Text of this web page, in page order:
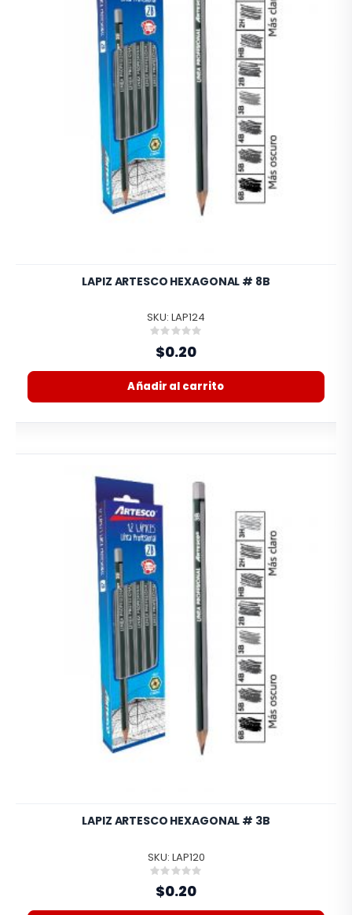
LAPIZ ARTESCO HEXAGONAL # 8B
SKU: LAP124
Rating:
0%
$0.20
Añadir al carrito
LAPIZ ARTESCO HEXAGONAL # 3B
SKU: LAP120
Rating:
0%
$0.20